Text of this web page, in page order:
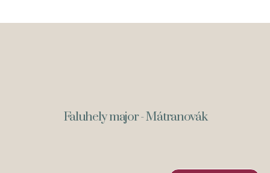
Faluhely major - Mátranovák